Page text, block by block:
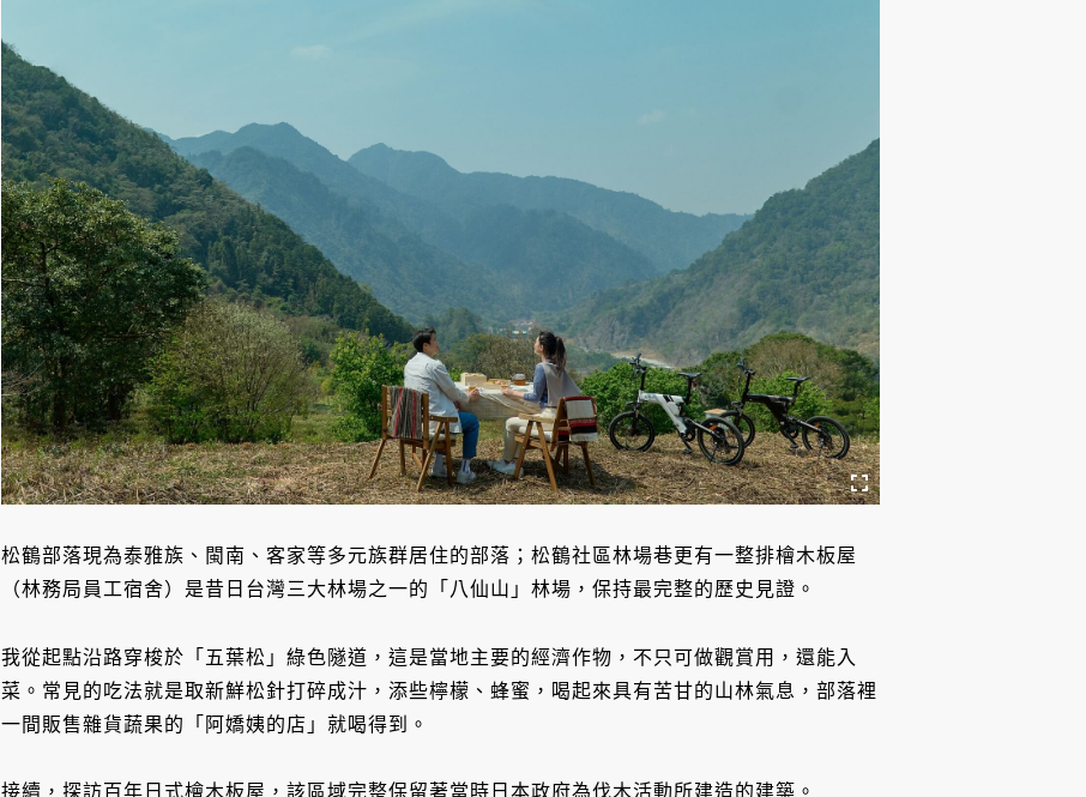
松鶴部落現為泰雅族、閩南、客家等多元族群居住的部落；松鶴社區林場巷更有一整排檜木板屋
（林務局員工宿舍）是昔日台灣三大林場之一的「八仙山」林場，保持最完整的歷史見證。
我從起點沿路穿梭於「五葉松」綠色隧道，這是當地主要的經濟作物，不只可做觀賞用，還能入
菜。常見的吃法就是取新鮮松針打碎成汁，添些檸檬、蜂蜜，喝起來具有苦甘的山林氣息，部落裡
一間販售雜貨蔬果的「阿嬌姨的店」就喝得到。
接續，探訪百年日式檜木板屋，該區域完整保留著當時日本政府為伐木活動所建造的建築。